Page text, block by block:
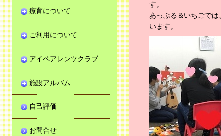
す。
あっぷる＆いちごで
います。
療育について
ご利用について
アイペアレンツクラブ
施設アルバム
自己評価
お問合せ